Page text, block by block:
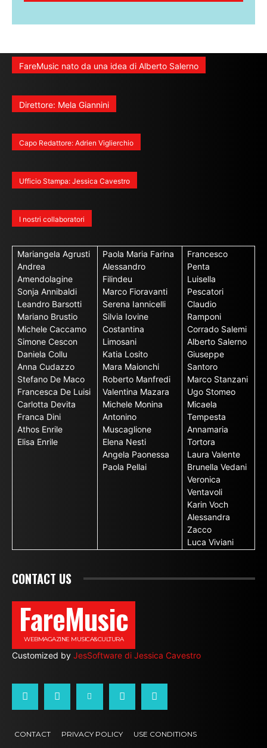
FareMusic nato da una idea di Alberto Salerno
Direttore: Mela Giannini
Capo Redattore: Adrien Viglierchio
Ufficio Stampa: Jessica Cavestro
I nostri collaboratori
Mariangela Agrusti
Andrea
Amendolagine
Sonja Annibaldi
Leandro Barsotti
Mariano Brustio
Michele Caccamo
Simone Cescon
Daniela Collu
Anna Cudazzo
Stefano De Maco
Francesca De Luisi
Carlotta Devita
Franca Dini
Athos Enrile
Elisa Enrile
Paola Maria Farina
Alessandro
Filindeu
Marco Fioravanti
Serena Iannicelli
Silvia Iovine
Costantina
Limosani
Katia Losito
Mara Maionchi
Roberto Manfredi
Valentina Mazara
Michele Monina
Antonino
Muscaglione
Elena Nesti
Angela Paonessa
Paola Pellai
Francesco
Penta
Luisella
Pescatori
Claudio
Ramponi
Corrado Salemi
Alberto Salerno
Giuseppe
Santoro
Marco Stanzani
Ugo Stomeo
Micaela
Tempesta
Annamaria
Tortora
Laura Valente
Brunella Vedani
Veronica
Ventavoli
Karin Voch
Alessandra
Zacco
Luca Viviani
CONTACT US
FareMusic
WEBMAGAZINE MUSICA&CULTURA
Customized by JesSoftware di Jessica Cavestro
CONTACT PRIVACY POLICY USE CONDITIONS